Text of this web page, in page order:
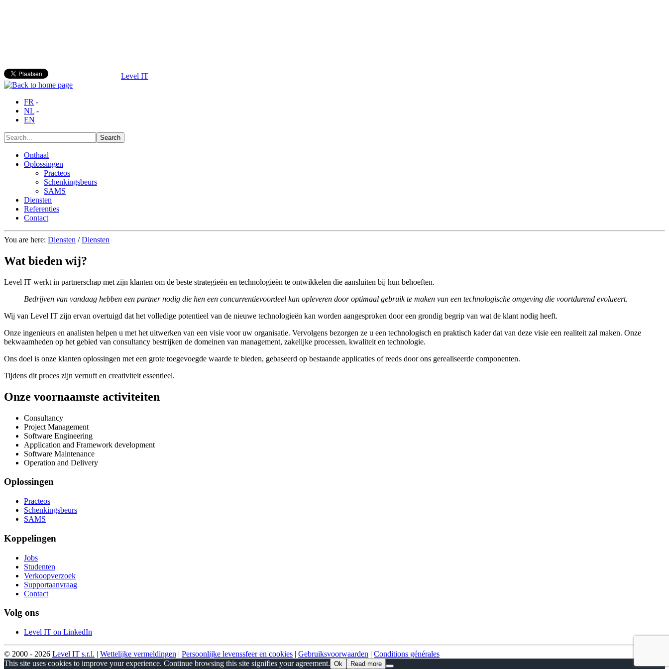
Level IT
FR -
NL -
EN
Onthaal
Oplossingen
Practeos
Schenkingsbeurs
SAMS
Diensten
Referenties
Contact
You are here: Diensten /Diensten
Wat bieden wij?
Level IT werkt in partnerschap met zijn klanten om de beste strategieën en technologieën te ontwikkelen die aansluiten bij hun behoeften.
Bedrijven van vandaag hebben een partner nodig die hen een concurrentievoordeel kan opleveren door optimaal gebruik te maken van een technologische omgeving die voortdurend evolueert.
Wij van Level IT zijn ervan overtuigd dat het volledige potentieel van de nieuwe technologieën kan worden aangesproken door een grondig begrip van wat de klant nodig heeft.
Onze ingenieurs en analisten helpen u met het uitwerken van een visie voor uw organisatie. Vervolgens bezorgen ze u een technologisch en praktisch kader dat van deze visie een realiteit zal maken. Onze
bekwaamheden op het gebied van consultancy bestrijken de domeinen van management, zakelijke processen, kwaliteit en technologie.
Ons doel is onze klanten oplossingen met een grote toegevoegde waarde te bieden, gebaseerd op bestaande applicaties of reeds door ons gerealiseerde componenten.
Tijdens dit proces zijn vernuft en creativiteit essentieel.
Onze voornaamste activiteiten
Consultancy
Project Management
Software Engineering
Application and Framework development
Software Maintenance
Operation and Delivery
Oplossingen
Practeos
Schenkingsbeurs
SAMS
Koppelingen
Jobs
Studenten
Verkoopverzoek
Supportaanvraag
Contact
Volg ons
Level IT on LinkedIn
© 2000 - 2026 Level IT s.r.l. | Wettelijke vermeldingen | Persoonlijke levenssfeer en cookies | Gebruiksvoorwaarden | Conditions générales
This site uses cookies to improve your experience. Continue browsing this site signifies your agreement. Ok Read more